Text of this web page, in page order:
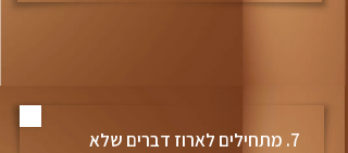
7. מתחילים לארוז דברים שלא